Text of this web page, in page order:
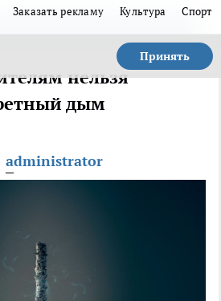
Заказать рекламу Культура Спорт
Принять
нельзя
дым
administrator